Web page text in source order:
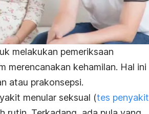
melakukan pemeriksaan
merencanakan kehamilan. Hal ini
atau prakonsepsi.
menular seksual (tes penyakit